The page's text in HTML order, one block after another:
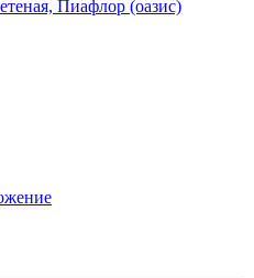
Пиафлор (оазис)